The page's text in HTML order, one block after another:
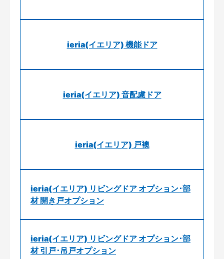
ieria(イエリア) 機能ドア
ieria(イエリア) 音配慮ドア
ieria(イエリア) 戸襖
ieria(イエリア) リビングドア オプション･部
材 開き戸オプション
ieria(イエリア) リビングドア オプション･部
材 引戸･吊戸オプション